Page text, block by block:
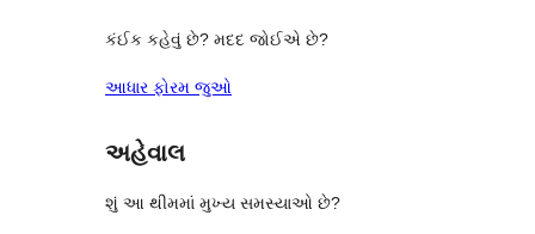
કંઈક કહેવું છે? મદદ જોઈએ છે?
આધાર ફોરમ જુઓ
અહેવાલ
શું આ થીમમાં મુખ્ય સમસ્યાઓ છે?